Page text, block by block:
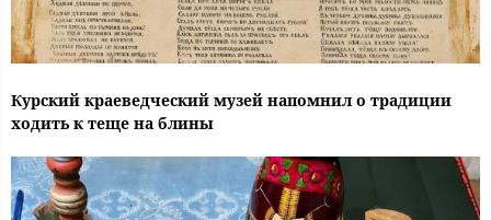
Курский краеведческий музей напомнил о традиции
ходить к теще на блины